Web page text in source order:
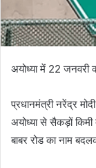
अयोध्या में 22 जनवरी
प्रधानमंत्री नरेंद्र
अयोध्या से सैकड़ों किमी
बाबर रोड का नाम